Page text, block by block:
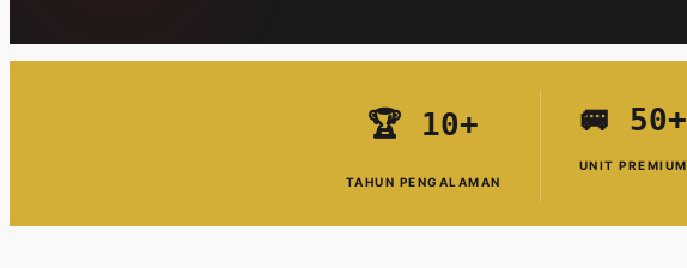
🏆 10+
TAHUN PENGALAMAN
🚐 50+
UNIT PREMIUM